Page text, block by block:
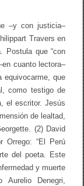
–y con justicia–
Travers en
Postula que “con
cuanto lectora–
equivocarme, que
como testigo de
el escritor. Jesús
de lealtad,
(2) David
Orrego: “El Perú
del poeta. Este
y muerte
Denegri,